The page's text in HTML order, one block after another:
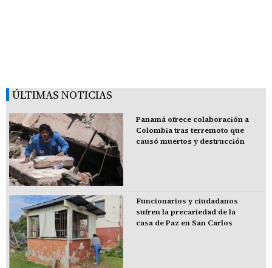
ÚLTIMAS NOTICIAS
Panamá ofrece colaboración a
Colombia tras terremoto que
causó muertos y destrucción
Funcionarios y ciudadanos
sufren la precariedad de la
casa de Paz en San Carlos